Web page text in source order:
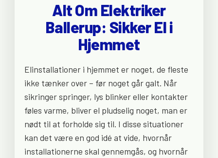
Alt Om Elektriker
Ballerup: Sikker El i
Hjemmet
Elinstallationer i hjemmet er noget, de fleste
ikke tænker over – før noget går galt. Når
sikringer springer, lys blinker eller kontakter
føles varme, bliver el pludselig noget, man er
nødt til at forholde sig til. I disse situationer
kan det være en god idé at vide, hvornår
installationerne skal gennemgås, og hvornår